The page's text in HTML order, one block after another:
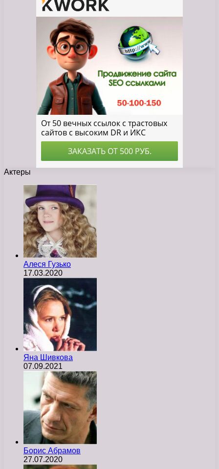
Актеры
Алеся Гузько
17.03.2020
Яна Шивкова
07.09.2021
Борис Абрамов
27.07.2020